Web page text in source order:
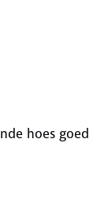
niet te
hoes